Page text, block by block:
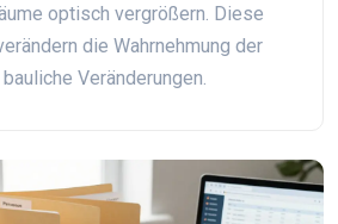
optisch vergrößern. Diese
die Wahrnehmung der
Veränderungen.